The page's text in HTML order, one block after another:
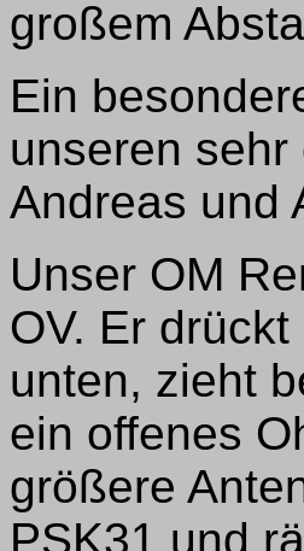
großem
Ein
unseren
Andreas und
Unser OM
OV. Er
unten, zieht
ein offenes
größere
PSK31 und